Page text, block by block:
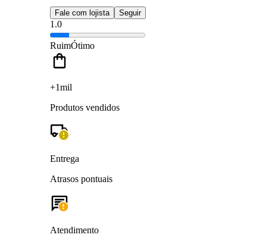
Fale com lojista Seguir
1.0
RuimÓtimo
+1mil
Produtos vendidos
Entrega
Atrasos pontuais
Atendimento